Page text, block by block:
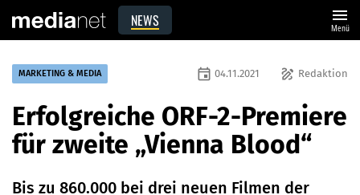
NEWS menu
Menü
MARKETING & MEDIA draw Redaktion
event 04.11.2021
Erfolgreiche ORF-2-Premiere
für zweite „Vienna Blood“
Bis zu 860.000 bei drei neuen Filmen der